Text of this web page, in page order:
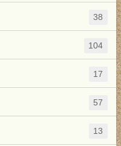
38
104
17
57
13